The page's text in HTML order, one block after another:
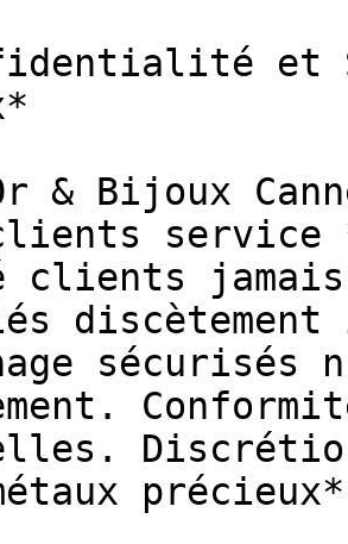
et
& Bijoux
service
clients
discètement
sécurisés